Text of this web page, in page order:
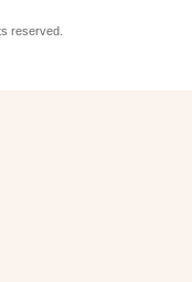
reserved.